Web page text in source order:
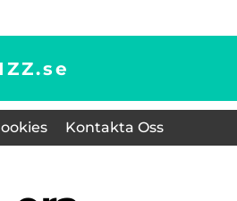
se
Kontakta Oss